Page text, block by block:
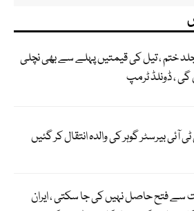
ختم ، تیل کی قیمتیں پہلے سے بھی نچلی
، ڈونلڈ ٹرمپ
آئی بیرسٹر گوہر کی والدہ انتقال کر گئیں
سے فتح حاصل نہیں کی جا سکتی ، ایران